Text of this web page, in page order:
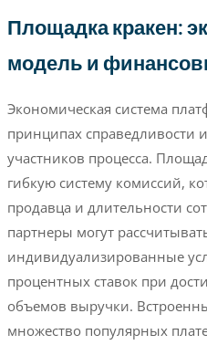
Площадка кракен:
модель и
Экономическая система
принципах справедливости
участников процесса.
гибкую систему комиссий,
продавца и длительности
партнеры могут
индивидуализированные
процентных ставок при
объемов выручки.
множество популярных